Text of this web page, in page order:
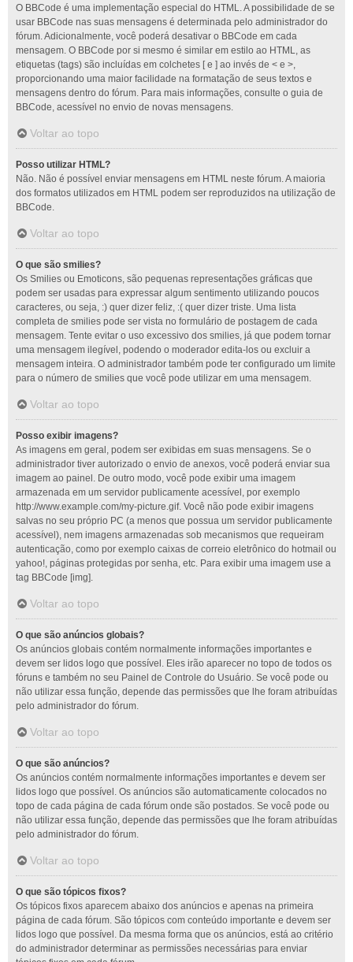
O BBCode é uma implementação especial do HTML. A possibilidade de se
usar BBCode nas suas mensagens é determinada pelo administrador do
fórum. Adicionalmente, você poderá desativar o BBCode em cada
mensagem. O BBCode por si mesmo é similar em estilo ao HTML, as
etiquetas (tags) são incluídas em colchetes [ e ] ao invés de < e >,
proporcionando uma maior facilidade na formatação de seus textos e
mensagens dentro do fórum. Para mais informações, consulte o guia de
BBCode, acessível no envio de novas mensagens.
Voltar ao topo
Posso utilizar HTML?
Não. Não é possível enviar mensagens em HTML neste fórum. A maioria
dos formatos utilizados em HTML podem ser reproduzidos na utilização de
BBCode.
Voltar ao topo
O que são smilies?
Os Smilies ou Emoticons, são pequenas representações gráficas que
podem ser usadas para expressar algum sentimento utilizando poucos
caracteres, ou seja, :) quer dizer feliz, :( quer dizer triste. Uma lista
completa de smilies pode ser vista no formulário de postagem de cada
mensagem. Tente evitar o uso excessivo dos smilies, já que podem tornar
uma mensagem ilegível, podendo o moderador edita-los ou excluir a
mensagem inteira. O administrador também pode ter configurado um limite
para o número de smilies que você pode utilizar em uma mensagem.
Voltar ao topo
Posso exibir imagens?
As imagens em geral, podem ser exibidas em suas mensagens. Se o
administrador tiver autorizado o envio de anexos, você poderá enviar sua
imagem ao painel. De outro modo, você pode exibir uma imagem
armazenada em um servidor publicamente acessível, por exemplo
http://www.example.com/my-picture.gif. Você não pode exibir imagens
salvas no seu próprio PC (a menos que possua um servidor publicamente
acessível), nem imagens armazenadas sob mecanismos que requeiram
autenticação, como por exemplo caixas de correio eletrônico do hotmail ou
yahoo!, páginas protegidas por senha, etc. Para exibir uma imagem use a
tag BBCode [img].
Voltar ao topo
O que são anúncios globais?
Os anúncios globais contém normalmente informações importantes e
devem ser lidos logo que possível. Eles irão aparecer no topo de todos os
fóruns e também no seu Painel de Controle do Usuário. Se você pode ou
não utilizar essa função, depende das permissões que lhe foram atribuídas
pelo administrador do fórum.
Voltar ao topo
O que são anúncios?
Os anúncios contém normalmente informações importantes e devem ser
lidos logo que possível. Os anúncios são automaticamente colocados no
topo de cada página de cada fórum onde são postados. Se você pode ou
não utilizar essa função, depende das permissões que lhe foram atribuídas
pelo administrador do fórum.
Voltar ao topo
O que são tópicos fixos?
Os tópicos fixos aparecem abaixo dos anúncios e apenas na primeira
página de cada fórum. São tópicos com conteúdo importante e devem ser
lidos logo que possível. Da mesma forma que os anúncios, está ao critério
do administrador determinar as permissões necessárias para enviar